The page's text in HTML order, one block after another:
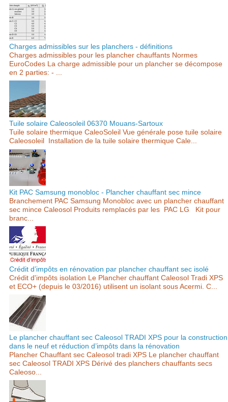
Charges admissibles sur les planchers - définitions
Charges admissibles pour les plancher chauffants Normes
EuroCodes La charge admissible pour un plancher se décompose
en 2 parties: - ...
Tuile solaire Caleosoleil 06370 Mouans-Sartoux
Tuile solaire thermique CaleoSoleil Vue générale pose tuile solaire
Caleosoleil Installation de la tuile solaire thermique Cale...
Kit PAC Samsung monobloc - Plancher chauffant sec mince
Branchement PAC Samsung Monobloc avec un plancher chauffant
sec mince Caleosol Produits remplacés par les PAC LG Kit pour
branc...
Crédit d’impôts en rénovation par plancher chauffant sec isolé
Crédit d'impôts isolation Le Plancher chauffant Caleosol Tradi XPS
et ECO+ (depuis le 03/2016) utilisent un isolant sous Acermi. C...
Le plancher chauffant sec Caleosol TRADI XPS pour la construction
dans le neuf et réduction d’impôts dans la rénovation
Plancher Chauffant sec Caleosol tradi XPS Le plancher chauffant
sec Caleosol TRADI XPS Dérivé des planchers chauffants secs
Caleoso...